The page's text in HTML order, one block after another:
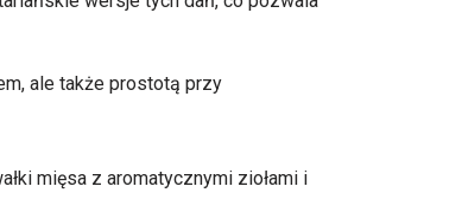
ale także prostotą przy
mięsa z aromatycznymi ziołami i